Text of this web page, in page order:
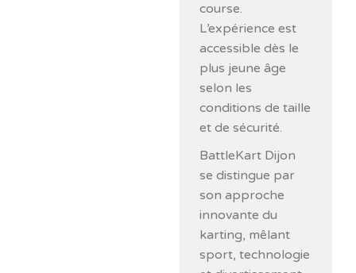
course.
L’expérience est
accessible dès le
plus jeune âge
selon les
conditions de taille
et de sécurité.
BattleKart Dijon
se distingue par
son approche
innovante du
karting, mêlant
sport, technologie